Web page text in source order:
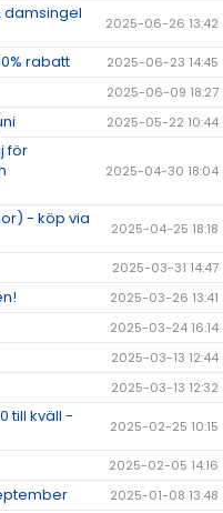
damsingel
2025-06-26 13:42
rabatt 2025-06-23 14:45
2025-06-09 18:27
2025-05-22 10:44
för
2025-04-30 18:04
- köp via
2025-04-25 18:18
2025-03-31 14:47
2025-03-26 13:41
2025-03-24 16:14
2025-03-13 12:44
2025-03-13 12:32
till kväll -
2025-02-25 10:15
2025-02-05 14:16
2025-01-08 13:48